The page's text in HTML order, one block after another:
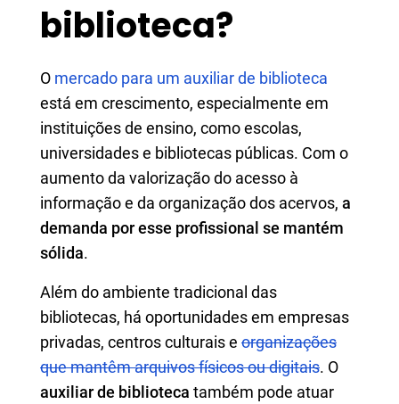
biblioteca?
O mercado para um auxiliar de biblioteca
está em crescimento, especialmente em
instituições de ensino, como escolas,
universidades e bibliotecas públicas. Com o
aumento da valorização do acesso à
informação e da organização dos acervos, a
demanda por esse profissional se mantém
sólida.
Além do ambiente tradicional das
bibliotecas, há oportunidades em empresas
privadas, centros culturais e organizações
que mantêm arquivos físicos ou digitais. O
auxiliar de biblioteca também pode atuar